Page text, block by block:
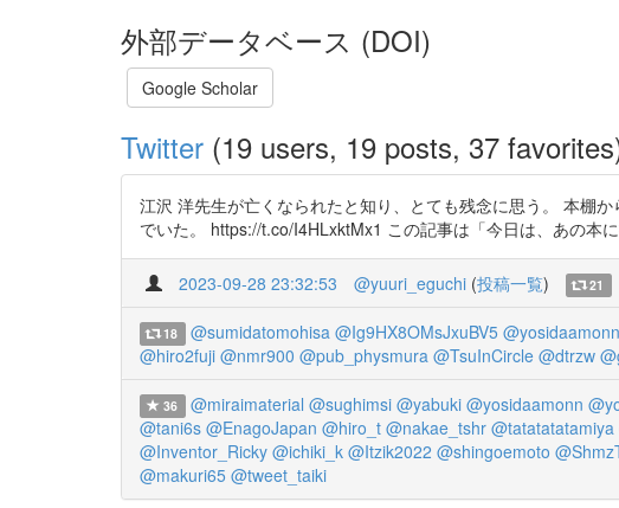
外部データベース (DOI)
Google Scholar
Twitter (19 users, 19 posts, 37
江沢 洋先生が亡くなられたと知り、とても残念に思う。 本棚
でいた。 https://t.co/I4HLxktMx1 この記事は「今日は、あの本
2023-09-28 23:32:53 @yuuri_eguchi (投稿一覧) 21
18 @sumidatomohisa @Ig9HX8OMsJxuBV5 @yosidaamonn
@hiro2fuji @nmr900 @pub_physmura @TsuInCircle @dtrzw
36 @miraimaterial @sughimsi @yabuki @yosidaamonn
@tani6s @EnagoJapan @hiro_t @nakae_tshr @tatatatatamiya
@Inventor_Ricky @ichiki_k @Itzik2022 @shingoemoto
@makuri65 @tweet_taiki